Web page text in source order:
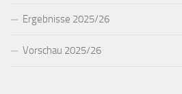
Ergebnisse 2025/26
Vorschau 2025/26